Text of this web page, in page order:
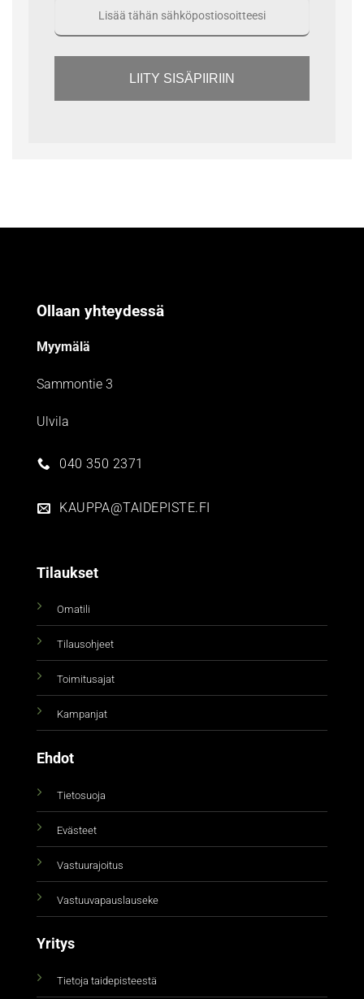
LIITY SISÄPIIRIIN
Ollaan yhteydessä
Myymälä
Sammontie 3
Ulvila
040 350 2371
KAUPPA@TAIDEPISTE.FI
Tilaukset
Omatili
Tilausohjeet
Toimitusajat
Kampanjat
Ehdot
Tietosuoja
Evästeet
Vastuurajoitus
Vastuuvapauslauseke
Yritys
Tietoja taidepisteestä